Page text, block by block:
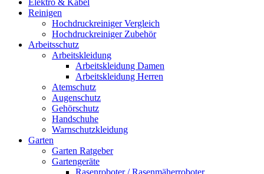
Reinigen
Hochdruckreiniger Vergleich
Hochdruckreiniger Zubehör
Arbeitsschutz
Arbeitskleidung
Arbeitskleidung Damen
Arbeitskleidung Herren
Atemschutz
Augenschutz
Gehörschutz
Handschuhe
Warnschutzkleidung
Garten
Garten Ratgeber
Gartengeräte
Rasenroboter / Rasenmäherroboter